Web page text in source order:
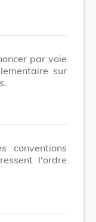
par voie
sur
conventions
l'ordre